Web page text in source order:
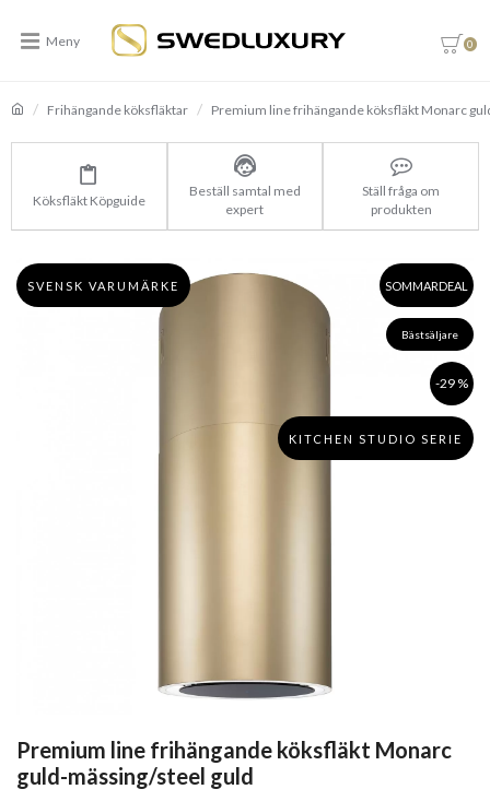
0
Frihängande köksfläktar Premium line frihängande köksfläkt Monarc
Köksfläkt Köpguide
Beställ samtal med
expert
Ställ fråga om
produkten
SVENSK VARUMÄRKE
Bästsäljare
SOMMARDEAL
KITCHEN STUDIO SERIE
-29 %
Premium line frihängande köksfläkt Monarc
guld-mässing/steel guld